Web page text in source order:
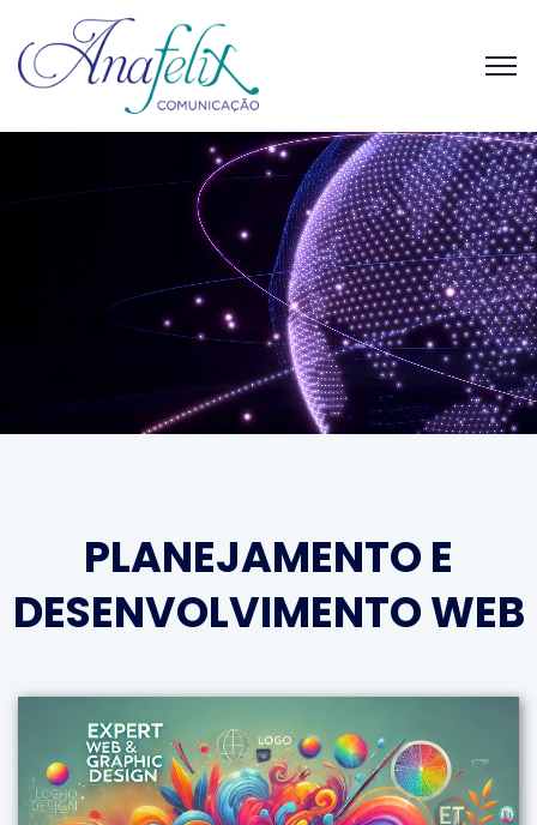
PLANEJAMENTO E
DESENVOLVIMENTO WEB